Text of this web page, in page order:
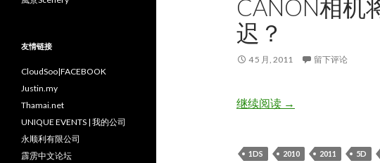
CANON相机
迟？
4 5 月, 2011 留下评论
继续阅读Canon相机将会延迟
→
1DS 2010 2011 5D
友情链接
CloudSoo|FACEBOOK
Justin.my
Thamai.net
UNIQUE EVENTS | 我的公司
永顺利有限公司
霹雳中文论坛